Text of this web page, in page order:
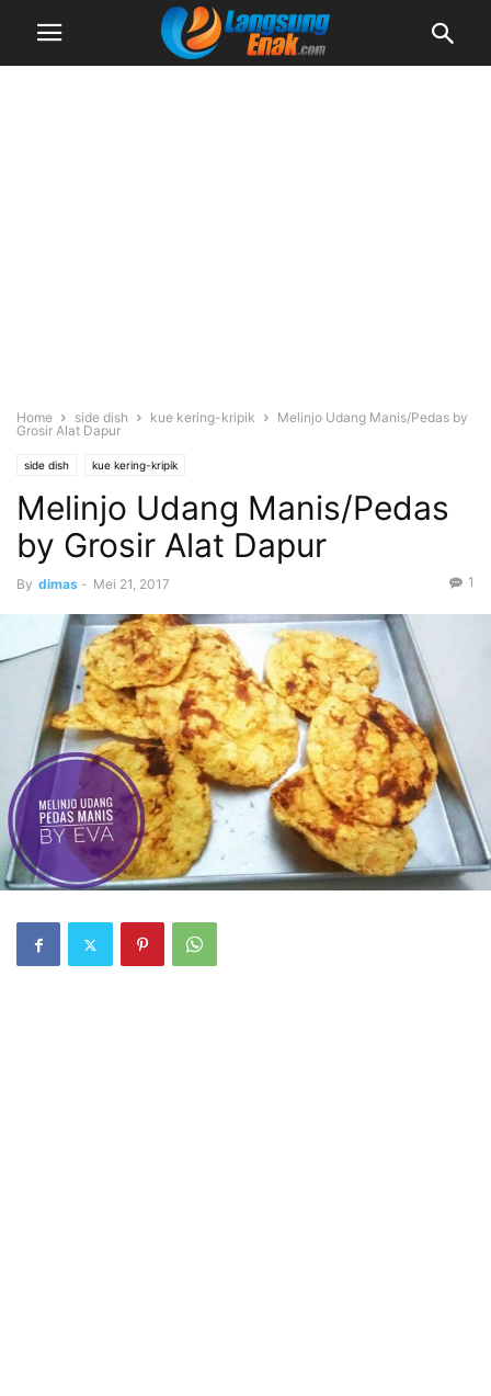
Home side dish kue kering-kripik
Melinjo Udang Manis/Pedas by
Grosir Alat Dapur
side dish kue kering-kripik
Melinjo Udang Manis/Pedas
by Grosir Alat Dapur
By dimas - Mei 21, 2017 1